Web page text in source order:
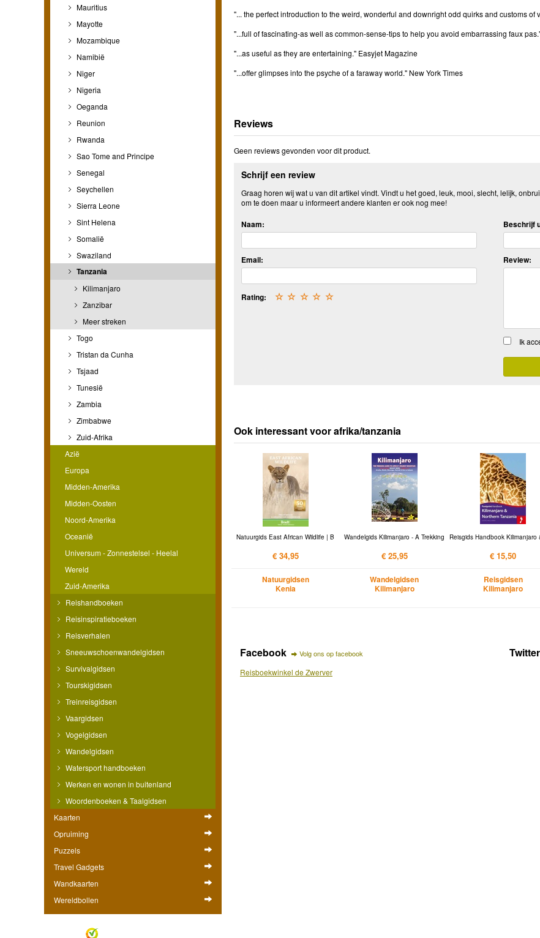
Mauritius
Mayotte
Mozambique
Namibië
Niger
Nigeria
Oeganda
Reunion
Rwanda
Sao Tome and Principe
Senegal
Seychellen
Sierra Leone
Sint Helena
Somalië
Swaziland
Tanzania
Kilimanjaro
Zanzibar
Meer streken
Togo
Tristan da Cunha
Tsjaad
Tunesië
Zambia
Zimbabwe
Zuid-Afrika
Azië
Europa
Midden-Amerika
Midden-Oosten
Noord-Amerika
Oceanië
Universum - Zonnestelsel - Heelal
Wereld
Zuid-Amerika
Reishandboeken
Reisinspiratieboeken
Reisverhalen
Sneeuwschoenwandelgidsen
Survivalgidsen
Tourskigidsen
Treinreisgidsen
Vaargidsen
Vogelgidsen
Wandelgidsen
Watersport handboeken
Werken en wonen in buitenland
Woordenboeken & Taalgidsen
Kaarten
Opruiming
Puzzels
Travel Gadgets
Wandkaarten
Wereldbollen
"... the perfect introduction to the weird, wonderful and downright odd quirks and customs of
"...full of fascinating-as well as common-sense-tips to help you avoid embarrassing faux
"...as useful as they are entertaining." Easyjet Magazine
"...offer glimpses into the psyche of a faraway world." New York Times
Reviews
Geen reviews gevonden voor dit product.
Schrijf een review
Graag horen wij wat u van dit artikel vindt. Vindt u het goed, leuk, mooi, slecht, lelijk,
om te doen maar u informeert andere klanten er ook nog mee!
Naam:
Email:
Rating: ☆
☆
☆
☆
☆
Beschrijf
Review:
Ik
Ook interessant voor afrika/tanzania
Natuurgids East African Wildlife | B
€ 34,95
Natuurgidsen
Kenia
Wandelgids Kilimanjaro - A Trekking
€ 25,95
Wandelgidsen
Kilimanjaro
Reisgids Handbook Kilimanjaro
€ 15,50
Reisgidsen
Kilimanjaro
Facebook Volg ons op facebook
Reisboekwinkel de Zwerver
Twitter